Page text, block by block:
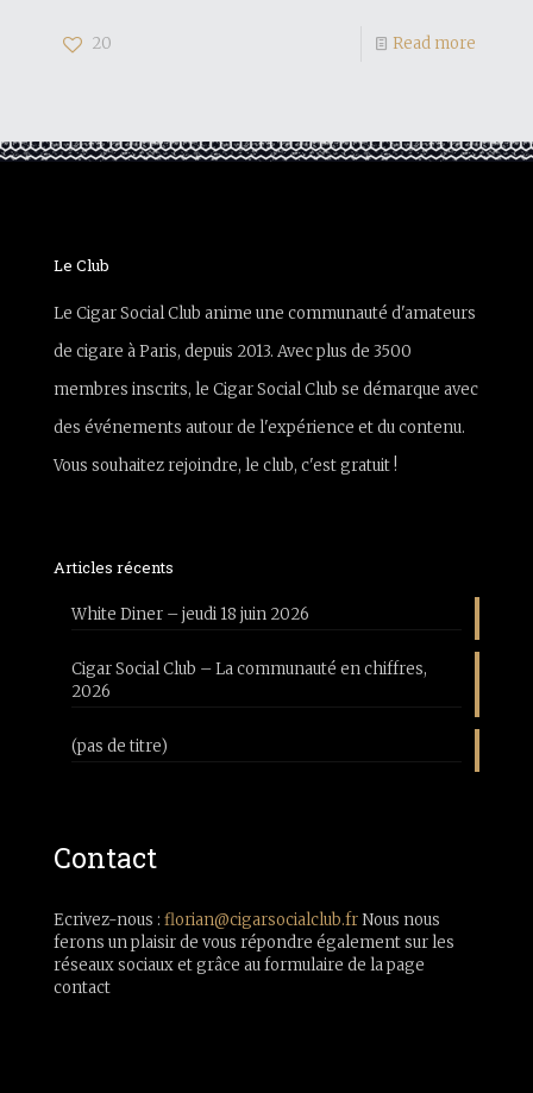
20 Read more
Le Club
Le Cigar Social Club anime une communauté d'amateurs
de cigare à Paris, depuis 2013. Avec plus de 3500
membres inscrits, le Cigar Social Club se démarque avec
des événements autour de l'expérience et du contenu.
Vous souhaitez rejoindre, le club, c'est gratuit !
Articles récents
White Diner – jeudi 18 juin 2026
Cigar Social Club – La communauté en chiffres,
2026
(pas de titre)
Contact
Ecrivez-nous : florian@cigarsocialclub.frNous nous
ferons un plaisir de vous répondre également sur les
réseaux sociaux et grâce au formulaire de la page
contact